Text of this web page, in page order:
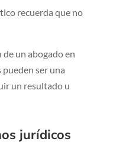
recuerda que no
de un abogado en
ser una
un resultado u
jurídicos